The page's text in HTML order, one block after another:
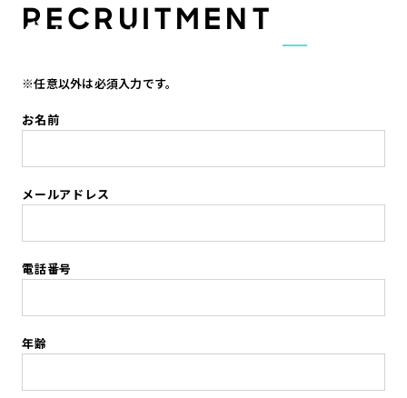
RECRUITMENT
※任意以外は必須入力です。
お名前
メールアドレス
電話番号
年齢